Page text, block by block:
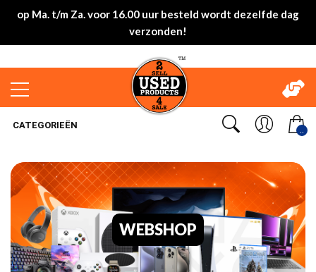
op Ma. t/m Za. voor 16.00 uur besteld wordt dezelfde dag
verzonden!
..
CATEGORIEËN
WEBSHOP